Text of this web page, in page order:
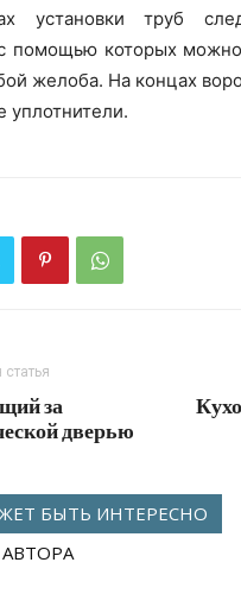
установки труб
помощью которых
желоба. На концах
уплотнители.
за
дверью
БЫТЬ ИНТЕРЕСНО